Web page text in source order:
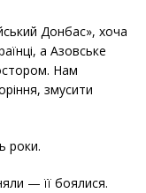
Донбас», хоча
а Азовське
Нам
змусити
роки.
— її боялися.